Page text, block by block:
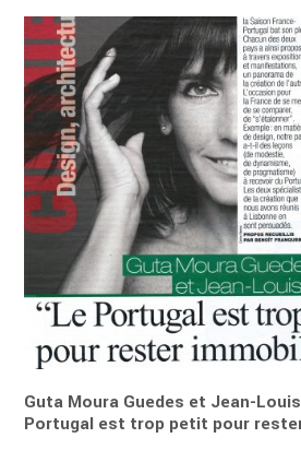
Guta Moura Guedes et Jean-
Portugal est trop petit pour